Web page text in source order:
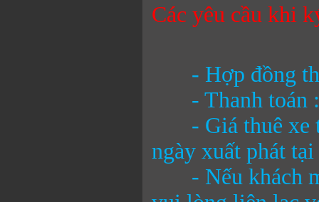
Các yêu cầu khi
- Hợp đồng
- Thanh toán :
- Giá thuê xe
ngày xuất phát
- Nếu khách